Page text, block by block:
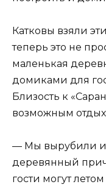
Катковы взяли
теперь это не
маленькая
домиками для
Близость к
возможным
— Мы вырубили
деревянный
гости могут